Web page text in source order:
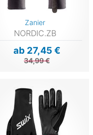
Zanier
NORDIC.ZB
ab 27,45 €
34,99 €